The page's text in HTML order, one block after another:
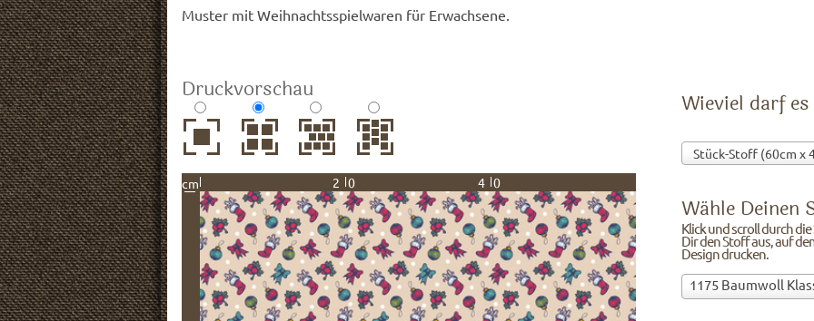
Muster mit Weihnachtsspielwaren für Erwachsene.
Druckvorschau
cm 20 40
Wieviel darf es
Wähle Deinen
Klick und scroll durch
Dir den Stoff aus, auf
Design drucken.
1175 Baumwoll
Wähle
Deinen